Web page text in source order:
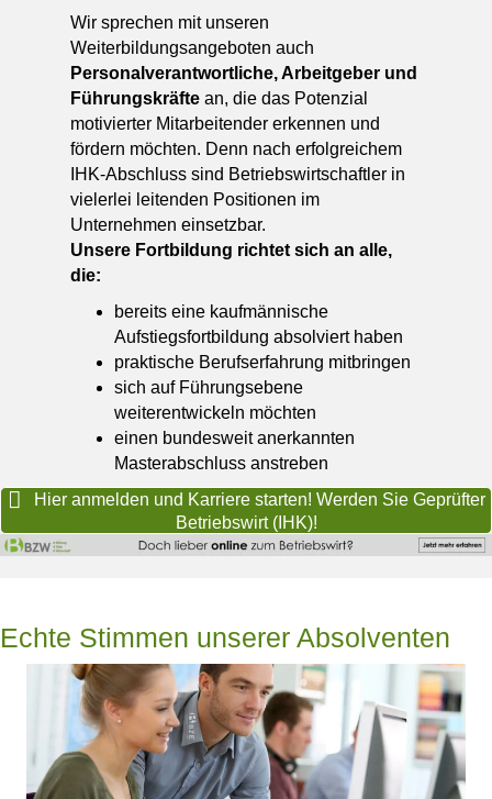
Wir sprechen mit unseren
Weiterbildungsangeboten auch
Personalverantwortliche, Arbeitgeber und
Führungskräfte an, die das Potenzial
motivierter Mitarbeitender erkennen und
fördern möchten. Denn nach erfolgreichem
IHK-Abschluss sind Betriebswirtschaftler in
vielerlei leitenden Positionen im
Unternehmen einsetzbar.
Unsere Fortbildung richtet sich an alle,
die:
bereits eine kaufmännische
Aufstiegsfortbildung absolviert haben
praktische Berufserfahrung mitbringen
sich auf Führungsebene
weiterentwickeln möchten
einen bundesweit anerkannten
Masterabschluss anstreben
Hier anmelden und Karriere starten! Werden Sie Geprüfter
Betriebswirt (IHK)!
Echte Stimmen unserer Absolventen